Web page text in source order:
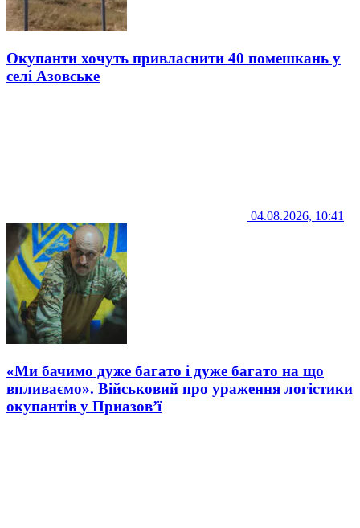
Окупанти хочуть привласнити 40 помешкань у
селі Азовське
04.08.2026, 10:41
«Ми бачимо дуже багато і дуже багато на що
впливаємо». Військовий про ураження логістики
окупантів у Приазов’ї